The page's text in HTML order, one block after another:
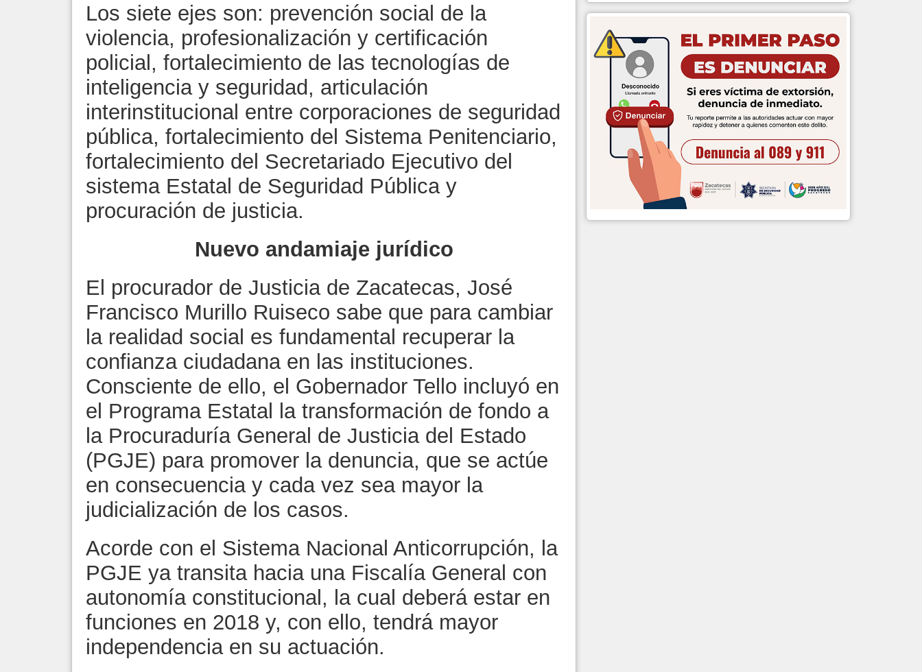
Los siete ejes son: prevención social de la
violencia, profesionalización y certificación
policial, fortalecimiento de las tecnologías de
inteligencia y seguridad, articulación
interinstitucional entre corporaciones de seguridad
pública, fortalecimiento del Sistema Penitenciario,
fortalecimiento del Secretariado Ejecutivo del
sistema Estatal de Seguridad Pública y
procuración de justicia.
Nuevo andamiaje jurídico
El procurador de Justicia de Zacatecas, José
Francisco Murillo Ruiseco sabe que para cambiar
la realidad social es fundamental recuperar la
confianza ciudadana en las instituciones.
Consciente de ello, el Gobernador Tello incluyó en
el Programa Estatal la transformación de fondo a
la Procuraduría General de Justicia del Estado
(PGJE) para promover la denuncia, que se actúe
en consecuencia y cada vez sea mayor la
judicialización de los casos.
Acorde con el Sistema Nacional Anticorrupción, la
PGJE ya transita hacia una Fiscalía General con
autonomía constitucional, la cual deberá estar en
funciones en 2018 y, con ello, tendrá mayor
independencia en su actuación.